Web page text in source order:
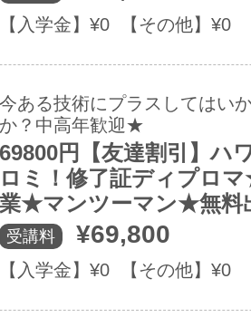
【入学金】¥0 【その他】¥0
今ある技術にプラスしてはい
か？中高年歓迎★
69800円【友達割引】ハ
ロミ！修了証ディプロ
業★マンツーマン★無料
受講料 ¥69,800
【入学金】¥0 【その他】¥0